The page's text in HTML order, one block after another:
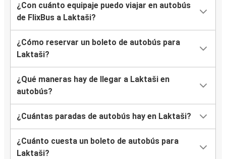
¿Con cuánto equipaje puedo viajar en autobús
de FlixBus a Laktaši?
¿Cómo reservar un boleto de autobús para
Laktaši?
¿Qué maneras hay de llegar a Laktaši en
autobús?
¿Cuántas paradas de autobús hay en Laktaši?
¿Cuánto cuesta un boleto de autobús para
Laktaši?